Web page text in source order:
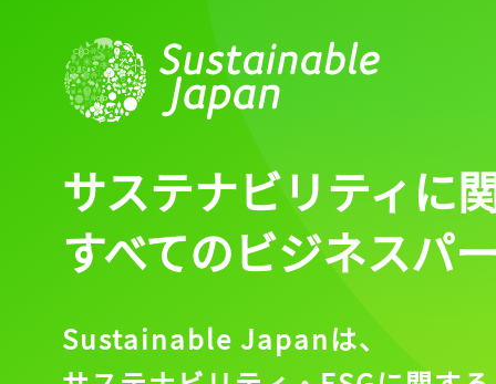
サステナビリティに
すべてのビジネスパ
Sustainable Japanは、